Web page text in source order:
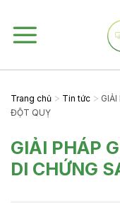
content
Trang chủ > Tin tức >
ĐỘT QUỴ
GIẢI PHÁP
DI CHỨNG